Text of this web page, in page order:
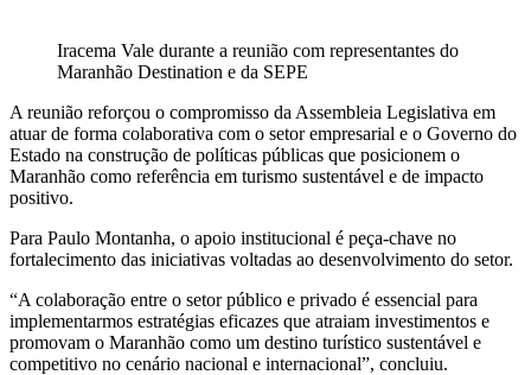
Iracema Vale durante a reunião com representantes do
Maranhão Destination e da SEPE
A reunião reforçou o compromisso da Assembleia Legislativa em
atuar de forma colaborativa com o setor empresarial e o Governo do
Estado na construção de políticas públicas que posicionem o
Maranhão como referência em turismo sustentável e de impacto
positivo.
Para Paulo Montanha, o apoio institucional é peça-chave no
fortalecimento das iniciativas voltadas ao desenvolvimento do setor.
“A colaboração entre o setor público e privado é essencial para
implementarmos estratégias eficazes que atraiam investimentos e
promovam o Maranhão como um destino turístico sustentável e
competitivo no cenário nacional e internacional”, concluiu.